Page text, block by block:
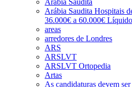
Arábia Saudita Hospitais
36.000€ a 60.000€
areas
arredores de Londres
ARS
ARSLVT
ARSLVT Ortopedia
Artas
As candidaturas devem